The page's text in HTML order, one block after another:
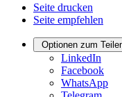
Seite drucken
Seite empfehlen
Optionen zum
LinkedIn
Facebook
WhatsApp